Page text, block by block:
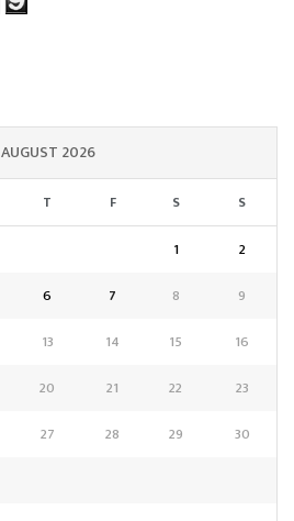
AUGUST 2026
T F S S
1
2
6 7 8
9
13 14 15
16
20 21 22
23
27 28 29
30